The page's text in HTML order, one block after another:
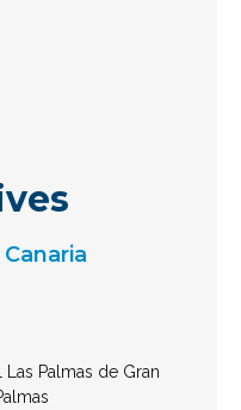
Las Palmas de Gran